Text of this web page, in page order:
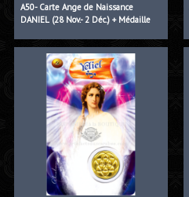
A50- Carte Ange de Naissance
DANIEL (28 Nov.- 2 Déc.) + Médaille